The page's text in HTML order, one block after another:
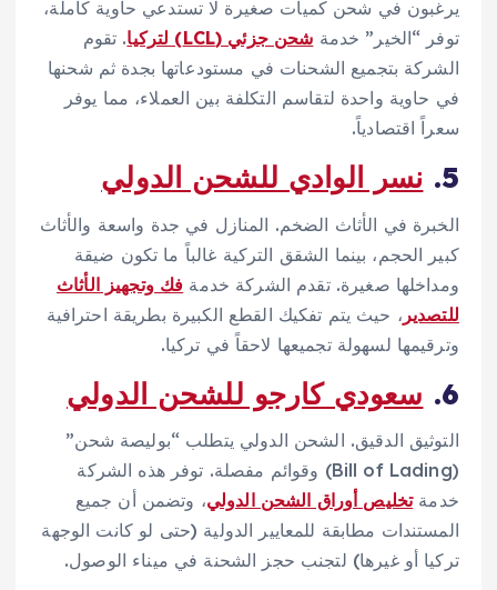
يرغبون في شحن كميات صغيرة لا تستدعي حاوية كاملة،
توفر “الخير” خدمة شحن جزئي (LCL) لتركيا
. تقوم
الشركة بتجميع الشحنات في مستودعاتها بجدة ثم شحنها
في حاوية واحدة لتقاسم التكلفة بين العملاء، مما يوفر
سعراً اقتصادياً.
5. نسر الوادي للشحن الدولي
الخبرة في الأثاث الضخم. المنازل في جدة واسعة والأثاث
كبير الحجم، بينما الشقق التركية غالباً ما تكون ضيقة
ومداخلها صغيرة. تقدم الشركة خدمة فك وتجهيز الأثاث
للتصدير ، حيث يتم تفكيك القطع الكبيرة بطريقة احترافية
وترقيمها لسهولة تجميعها لاحقاً في تركيا.
6. سعودي كارجو للشحن الدولي
التوثيق الدقيق. الشحن الدولي يتطلب “بوليصة شحن”
(Bill of Lading) وقوائم مفصلة. توفر هذه الشركة
خدمةتخليص أوراق الشحن الدولي، وتضمن أن جميع
المستندات مطابقة للمعايير الدولية (حتى لو كانت الوجهة
تركيا أو غيرها) لتجنب حجز الشحنة في ميناء الوصول.